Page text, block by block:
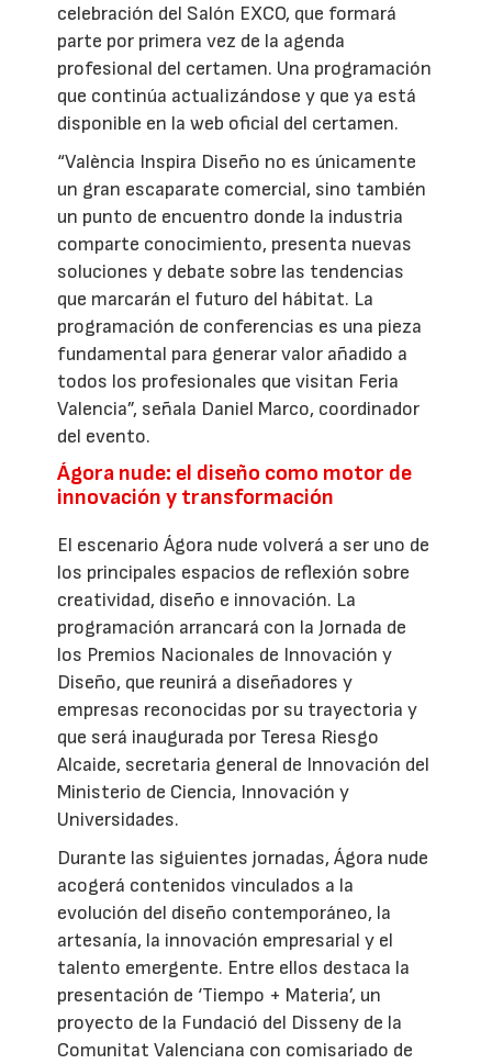
celebración del Salón EXCO, que formará
parte por primera vez de la agenda
profesional del certamen. Una programación
que continúa actualizándose y que ya está
disponible en la web oficial del certamen.
“València Inspira Diseño no es únicamente
un gran escaparate comercial, sino también
un punto de encuentro donde la industria
comparte conocimiento, presenta nuevas
soluciones y debate sobre las tendencias
que marcarán el futuro del hábitat. La
programación de conferencias es una pieza
fundamental para generar valor añadido a
todos los profesionales que visitan Feria
Valencia”, señala Daniel Marco, coordinador
del evento.
Ágora nude: el diseño como motor de
innovación y transformación
El escenario Ágora nude volverá a ser uno de
los principales espacios de reflexión sobre
creatividad, diseño e innovación. La
programación arrancará con la Jornada de
los Premios Nacionales de Innovación y
Diseño, que reunirá a diseñadores y
empresas reconocidas por su trayectoria y
que será inaugurada por Teresa Riesgo
Alcaide, secretaria general de Innovación del
Ministerio de Ciencia, Innovación y
Universidades.
Durante las siguientes jornadas, Ágora nude
acogerá contenidos vinculados a la
evolución del diseño contemporáneo, la
artesanía, la innovación empresarial y el
talento emergente. Entre ellos destaca la
presentación de ‘Tiempo + Materia’, un
proyecto de la Fundació del Disseny de la
Comunitat Valenciana con comisariado de